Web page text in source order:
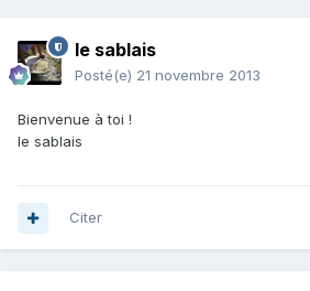
le sablais
Posté(e) 21 novembre 2013
Bienvenue à toi !
le sablais
Citer